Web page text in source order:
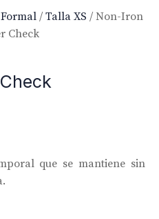
/ Talla XS / Non-Iron
Check
que se mantiene sin